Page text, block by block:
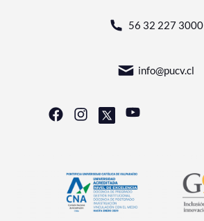
56 32 227 3000
info@pucv.cl